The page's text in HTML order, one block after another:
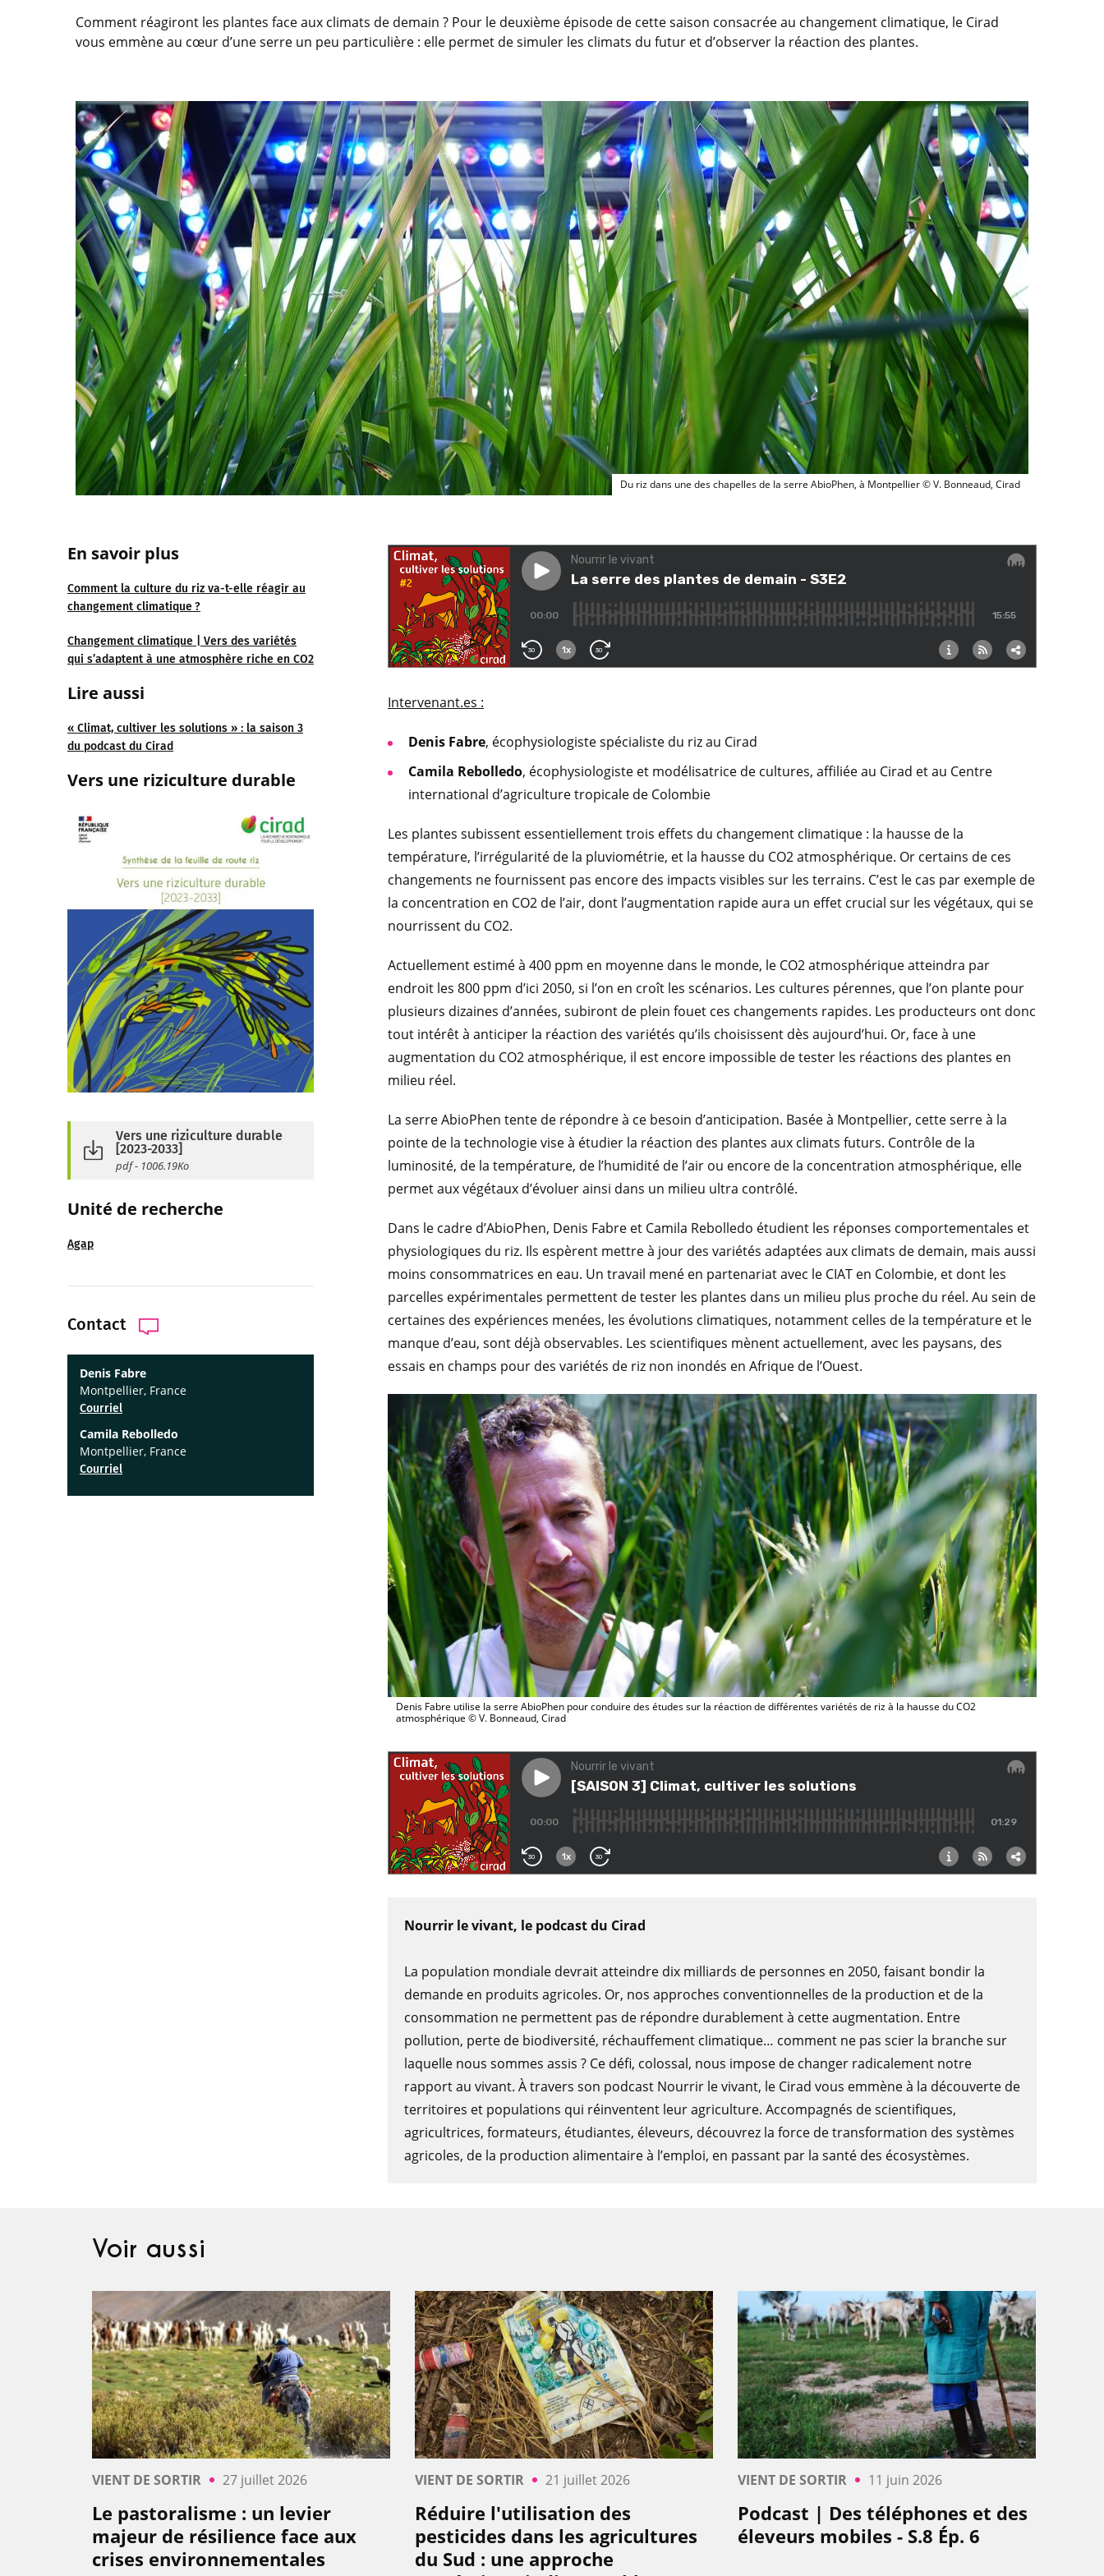
Comment réagiront les plantes face aux climats de demain ? Pour le deuxième épisode de cette saison consacrée au changement climatique, le Cirad
vous emmène au cœur d’une serre un peu particulière : elle permet de simuler les climats du futur et d’observer la réaction des plantes.
Du riz dans une des chapelles de la serre AbioPhen, à
Du riz dans une des chapelles de la serre AbioPhen, à Montpellier © V. Bonneaud, Cirad
En savoir plus
Comment la culture du riz va-t-elle réagir au
changement climatique ?
Changement climatique | Vers des variétés
qui s’adaptent à une atmosphère riche en CO2
Lire aussi
« Climat, cultiver les solutions » : la saison 3
du podcast du Cirad
Vers une riziculture durable
Vers une riziculture durable
[2023-2033]
pdf - 1006.19Ko
Unité de recherche
Agap
Contact
Denis Fabre
Montpellier, France
Courriel
Camila Rebolledo
Montpellier, France
Courriel
Intervenant.es :
Denis Fabre, écophysiologiste spécialiste du riz au Cirad
Camila Rebolledo, écophysiologiste et modélisatrice de cultures, affiliée au Cirad et au Centre
international d’agriculture tropicale de Colombie
Les plantes subissent essentiellement trois effets du changement climatique : la hausse de la
température, l’irrégularité de la pluviométrie, et la hausse du CO2 atmosphérique. Or certains de ces
changements ne fournissent pas encore des impacts visibles sur les terrains. C’est le cas par exemple de
la concentration en CO2 de l’air, dont l’augmentation rapide aura un effet crucial sur les végétaux, qui se
nourrissent du CO2.
Actuellement estimé à 400 ppm en moyenne dans le monde, le CO2 atmosphérique atteindra par
endroit les 800 ppm d’ici 2050, si l’on en croît les scénarios. Les cultures pérennes, que l’on plante pour
plusieurs dizaines d’années, subiront de plein fouet ces changements rapides. Les producteurs ont donc
tout intérêt à anticiper la réaction des variétés qu’ils choisissent dès aujourd’hui. Or, face à une
augmentation du CO2 atmosphérique, il est encore impossible de tester les réactions des plantes en
milieu réel.
La serre AbioPhen tente de répondre à ce besoin d’anticipation. Basée à Montpellier, cette serre à la
pointe de la technologie vise à étudier la réaction des plantes aux climats futurs. Contrôle de la
luminosité, de la température, de l’humidité de l’air ou encore de la concentration atmosphérique, elle
permet aux végétaux d’évoluer ainsi dans un milieu ultra contrôlé.
Dans le cadre d’AbioPhen, Denis Fabre et Camila Rebolledo étudient les réponses comportementales et
physiologiques du riz. Ils espèrent mettre à jour des variétés adaptées aux climats de demain, mais aussi
moins consommatrices en eau. Un travail mené en partenariat avec le CIAT en Colombie, et dont les
parcelles expérimentales permettent de tester les plantes dans un milieu plus proche du réel. Au sein de
certaines des expériences menées, les évolutions climatiques, notamment celles de la température et le
manque d’eau, sont déjà observables. Les scientifiques mènent actuellement, avec les paysans, des
essais en champs pour des variétés de riz non inondés en Afrique de l’Ouest.
Denis Fabre utilise la serre AbioPhen pour conduire des études sur la réaction de différentes variétés de riz à la hausse du CO2
atmosphérique © V. Bonneaud, Cirad
Nourrir le vivant, le podcast du Cirad
La population mondiale devrait atteindre dix milliards de personnes en 2050, faisant bondir la
demande en produits agricoles. Or, nos approches conventionnelles de la production et de la
consommation ne permettent pas de répondre durablement à cette augmentation. Entre
pollution, perte de biodiversité, réchauffement climatique… comment ne pas scier la branche sur
laquelle nous sommes assis ? Ce défi, colossal, nous impose de changer radicalement notre
rapport au vivant. À travers son podcast Nourrir le vivant, le Cirad vous emmène à la découverte de
territoires et populations qui réinventent leur agriculture. Accompagnés de scientifiques,
agricultrices, formateurs, étudiantes, éleveurs, découvrez la force de transformation des systèmes
agricoles, de la production alimentaire à l’emploi, en passant par la santé des écosystèmes.
Voir aussi
VIENT DE SORTIR 27 juillet 2026
Le pastoralisme : un levier
majeur de résilience face aux
crises environnementales
VIENT DE SORTIR 21 juillet 2026
Réduire l'utilisation des
pesticides dans les agricultures
du Sud : une approche
VIENT DE SORTIR 11 juin 2026
Podcast | Des téléphones et des
éleveurs mobiles - S.8 Ép. 6